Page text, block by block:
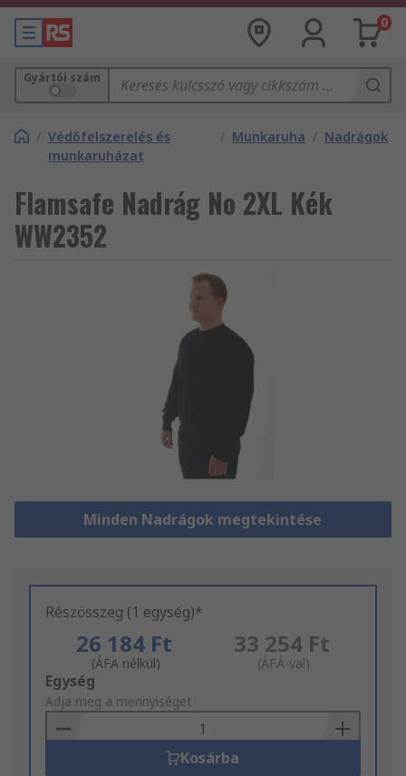
0
Gyártói szám
/ Védőfelszerelés és
munkaruházat
/ Munkaruha / Nadrágok
Flamsafe Nadrág No 2XL Kék
WW2352
Minden Nadrágok megtekintése
Részösszeg (1 egység)*
26 184 Ft
(ÁFA nélkül)
33 254 Ft
(ÁFÁ-val)
Add
to
Basket
Egység
Adja meg a mennyiséget
Kosárba